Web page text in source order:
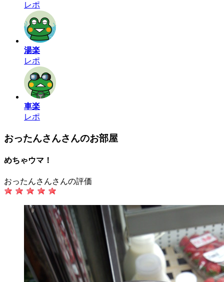
レポ
湯楽
レポ
車楽
レポ
おったんさんさんのお部屋
めちゃウマ！
おったんさんさんの評価